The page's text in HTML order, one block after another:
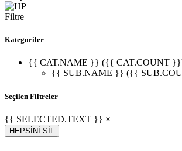
Filtre
Kategoriler
{{ CAT.NAME }} ({{ CAT.COUNT
{{ SUB.NAME }} ({{
Seçilen Filtreler
{{ SELECTED.TEXT }} ×
HEPSİNİ SİL